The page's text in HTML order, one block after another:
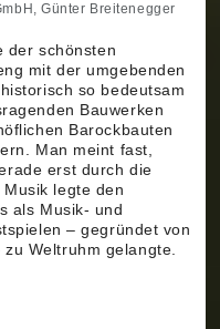
Günter Breitenegger
der schönsten
mit der umgebenden
so bedeutsam
Bauwerken
Barockbauten
Man meint fast,
erst durch die
legte den
als Musik- und
– gegründet von
Weltruhm gelangte.